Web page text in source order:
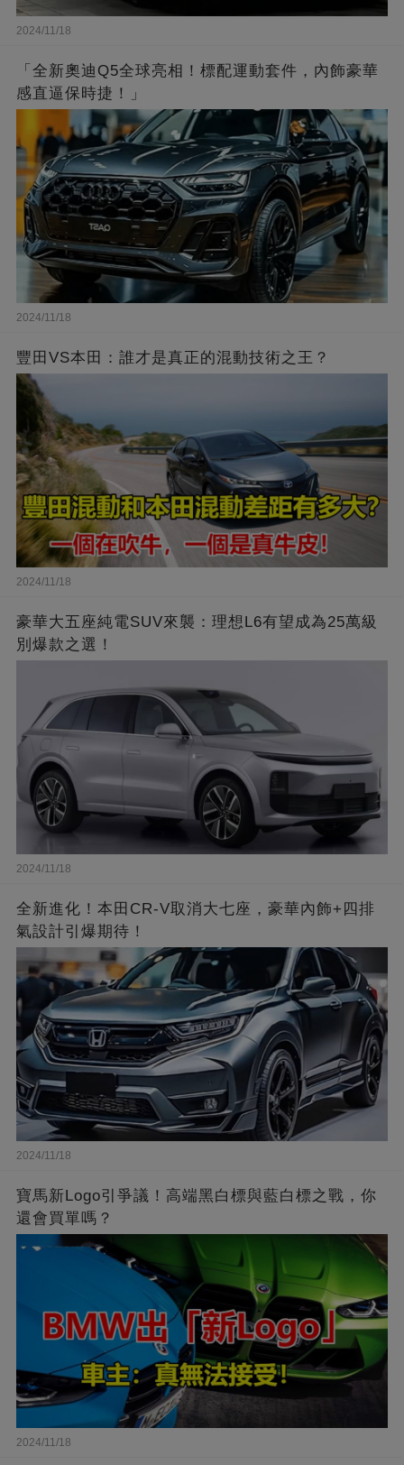
2024/11/18
「全新奧迪Q5全球亮相！標配運動套件，內飾豪華
感直逼保時捷！」
2024/11/18
豐田VS本田：誰才是真正的混動技術之王？
2024/11/18
豪華大五座純電SUV來襲：理想L6有望成為25萬級
別爆款之選！
2024/11/18
全新進化！本田CR-V取消大七座，豪華內飾+四排
氣設計引爆期待！
2024/11/18
寶馬新Logo引爭議！高端黑白標與藍白標之戰，你
還會買單嗎？
2024/11/18